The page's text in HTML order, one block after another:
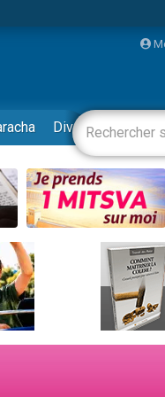
Enfants
insalubre
Divertissements